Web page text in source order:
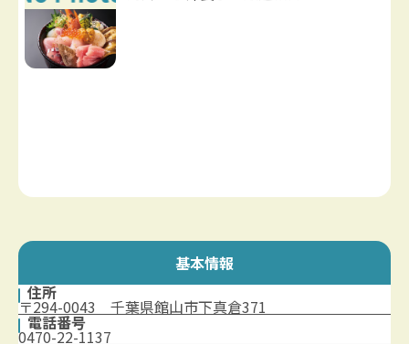
基本情報
住所
〒294-0043 千葉県館山市下真倉371
電話番号
0470-22-1137